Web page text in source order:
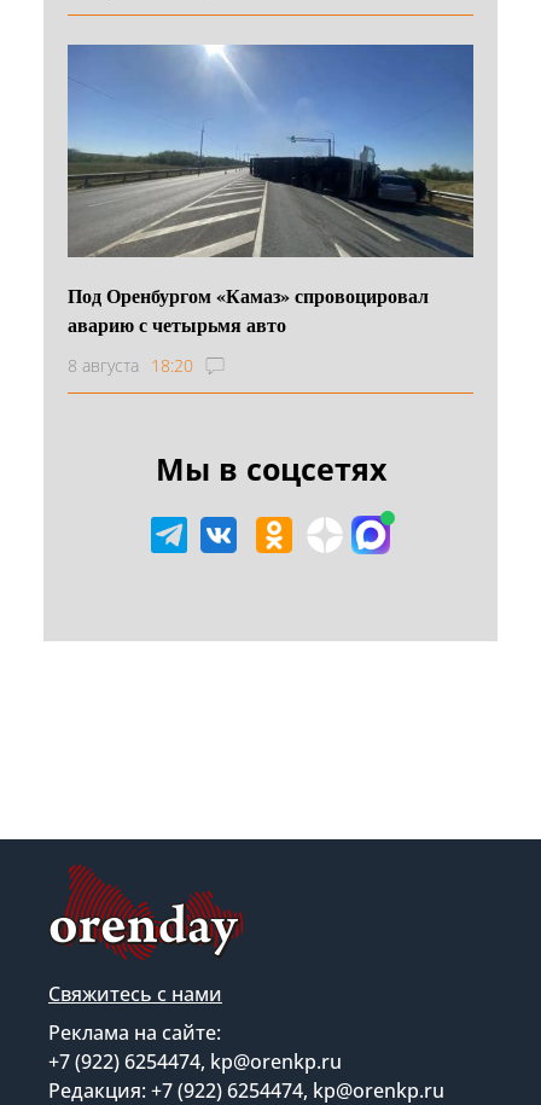
Под Оренбургом «Камаз» спровоцировал
аварию с четырьмя авто
8 августа 18:20
Мы в соцсетях
Свяжитесь с нами
Реклама на сайте:
+7 (922) 6254474, kp@orenkp.ru
Редакция: +7 (922) 6254474, kp@orenkp.ru